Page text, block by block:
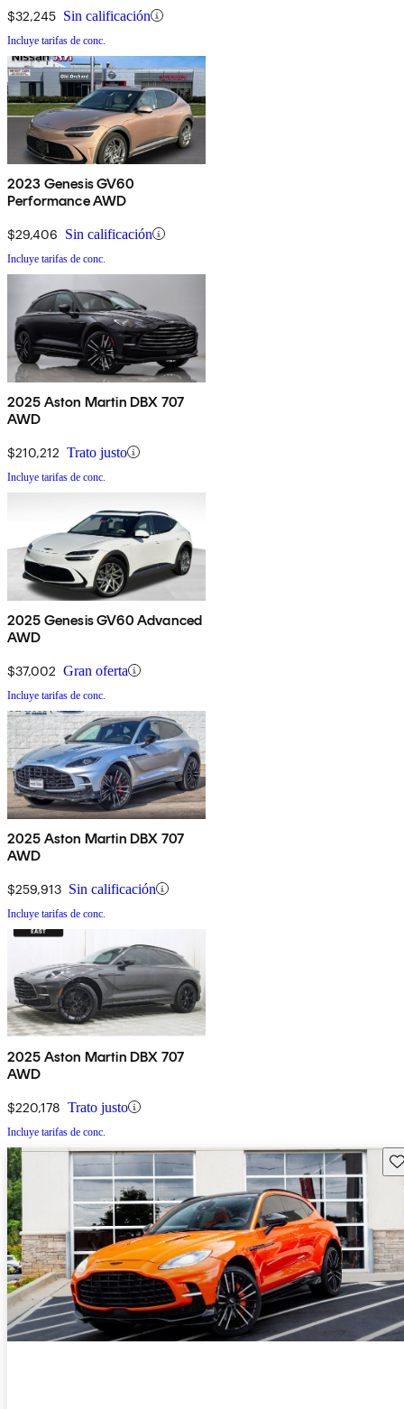
$32,245 Sin calificación
Incluye tarifas de conc.
2023 Genesis GV60
Performance AWD
$29,406 Sin calificación
Incluye tarifas de conc.
2025 Aston Martin DBX 707
AWD
$210,212 Trato justo
Incluye tarifas de conc.
2025 Genesis GV60 Advanced
AWD
$37,002 Gran oferta
Incluye tarifas de conc.
2025 Aston Martin DBX 707
AWD
$259,913 Sin calificación
Incluye tarifas de conc.
2025 Aston Martin DBX 707
AWD
$220,178 Trato justo
Incluye tarifas de conc.